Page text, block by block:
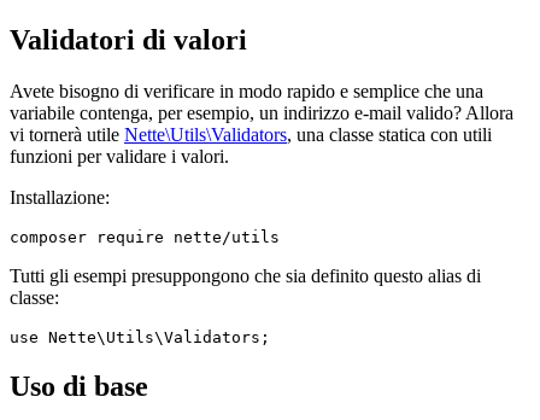
Validatori di valori
Avete bisogno di verificare in modo rapido e semplice che una
variabile contenga, per esempio, un indirizzo e-mail valido? Allora
vi tornerà utile Nette\Utils\Validators, una classe statica con utili
funzioni per validare i valori.
Installazione:
Tutti gli esempi presuppongono che sia definito questo alias di
classe:
Uso di base